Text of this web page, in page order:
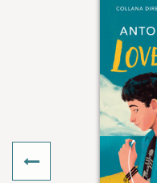
Previous